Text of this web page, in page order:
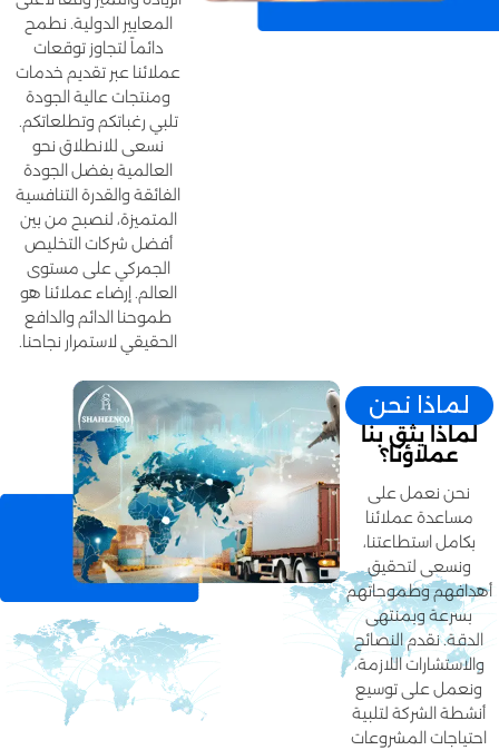
المعايير الدولية. نطمح
دائماً لتجاوز توقعات
عملائنا عبر تقديم خدمات
ومنتجات عالية الجودة
تلبي رغباتكم وتطلعاتكم.
نسعى للانطلاق نحو
العالمية بفضل الجودة
الفائقة والقدرة التنافسية
المتميزة، لنصبح من بين
أفضل شركات التخليص
الجمركي على مستوى
العالم. إرضاء عملائنا هو
طموحنا الدائم والدافع
الحقيقي لاستمرار نجاحنا.
لماذا نحن
لماذا يثق بنا
عملاؤنا؟
نحن نعمل على
مساعدة عملائنا
بكامل استطاعتنا،
ونسعى لتحقيق
أهدافهم وطموحاتهم
بسرعة وبمنتهى
الدقة. نقدم النصائح
والاستشارات اللازمة،
ونعمل على توسيع
أنشطة الشركة لتلبية
احتياجات المشروعات